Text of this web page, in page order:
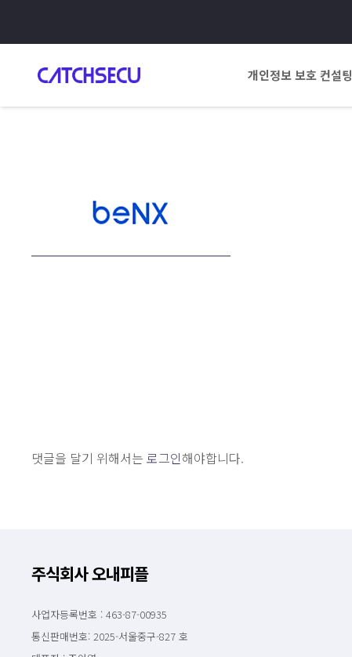
개인정보 보호 컨설팅
댓글을 달기 위해서는 로그인해야합니다.
주식회사 오내피플
사업자등록번호 : 463-87-00935
통신판매번호: 2025-서울중구-827 호